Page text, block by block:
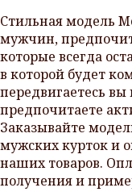
Стильная модель
мужчин,
которые всегда
в которой будет
передвигаетесь
предпочитаете
Заказывайте
мужских курток и
наших товаров.
получения и